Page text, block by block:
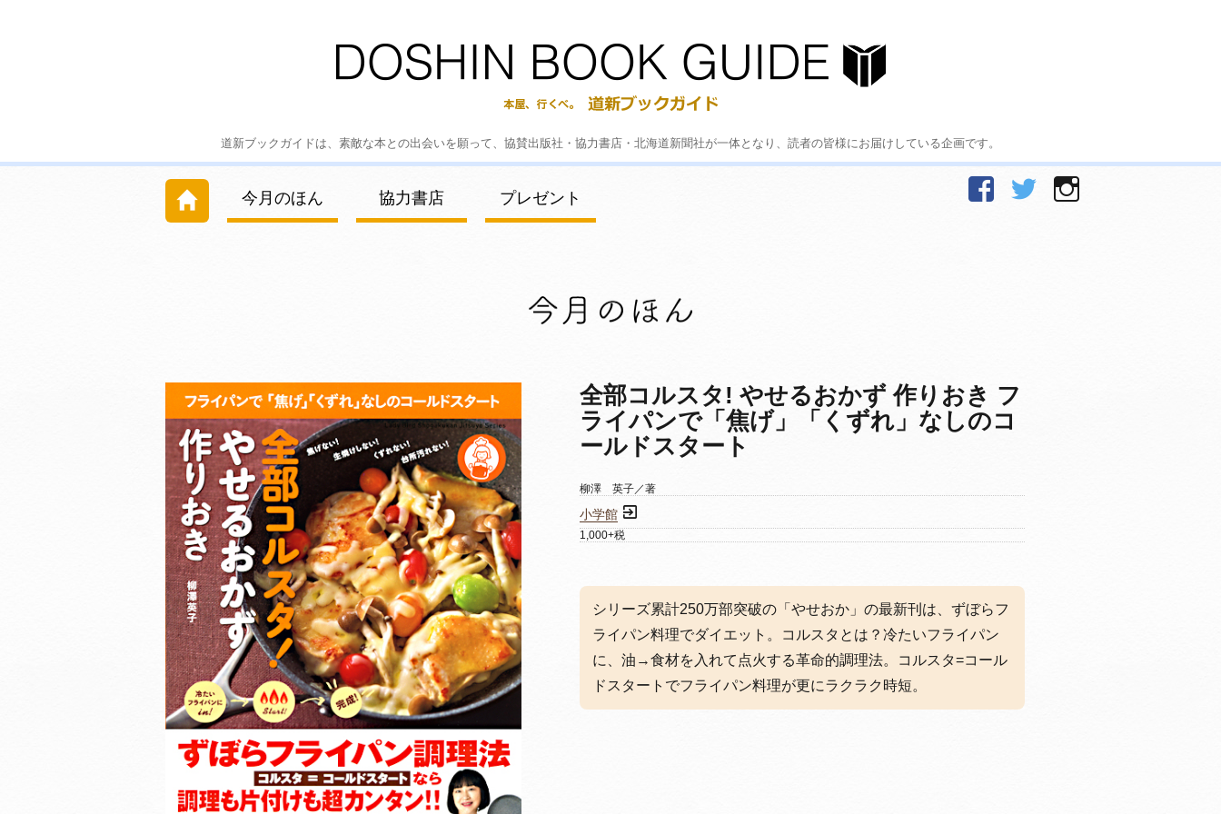
道新ブックガイドは、素敵な本との出会いを願って、協賛出版社・協力書店・北海道新聞社が一体となり、読者の皆様にお届けしている企画です。
今月のほん 協力書店 プレゼント
facebookTwitter
全部コルスタ! やせるおかず 作りおき フ
ライパンで「焦げ」「くずれ」なしのコ
ールドスタート
柳澤 英子／著
小学館
1,000+税
シリーズ累計250万部突破の「やせおか」の最新刊は、ずぼらフ
ライパン料理でダイエット。コルスタとは？冷たいフライパン
に、油→食材を入れて点火する革命的調理法。コルスタ=コール
ドスタートでフライパン料理が更にラクラク時短。